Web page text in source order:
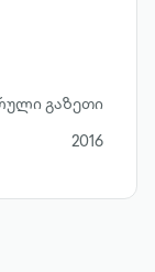
გაზეთი
2016